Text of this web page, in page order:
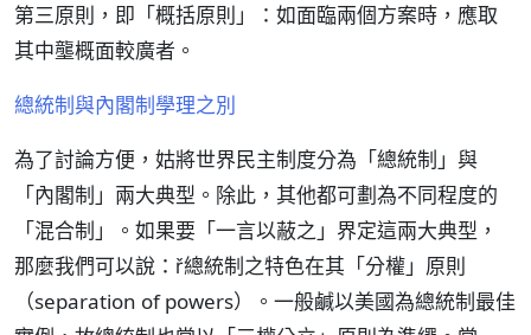
第三原則，即「概括原則」：如面臨兩個方案時，應取
其中壟概面較廣者。
總統制與內閣制學理之別
為了討論方便，姑將世界民主制度分為「總統制」與
「內閣制」兩大典型。除此，其他都可劃為不同程度的
「混合制」。如果要「一言以蔽之」界定這兩大典型，
那麼我們可以說：總統制之特色在其「分權」原則
（separation of powers）。一般鹹以美國為總統制最佳